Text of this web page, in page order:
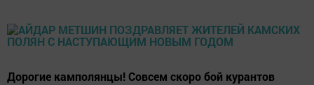
Дорогие камполянцы! Совсем скоро бой курантов